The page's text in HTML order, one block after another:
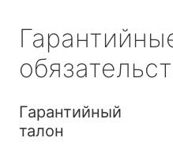
Гарантийный
талон